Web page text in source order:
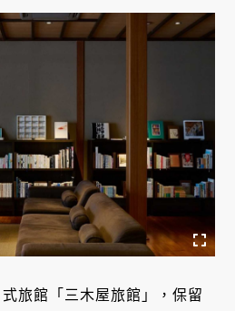
旅館「三木屋旅館」，保留